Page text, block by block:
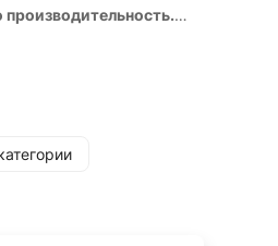
и защитой от
максимальному
проводить
для большего радиуса